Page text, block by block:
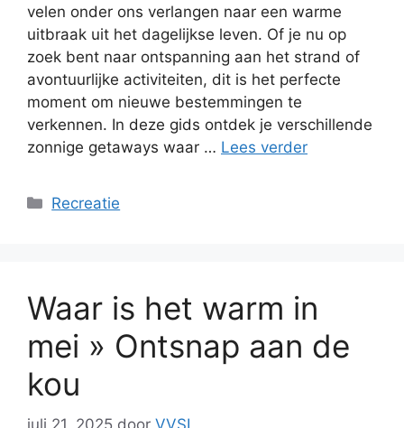
velen onder ons verlangen naar een warme
uitbraak uit het dagelijkse leven. Of je nu op
zoek bent naar ontspanning aan het strand of
avontuurlijke activiteiten, dit is het perfecte
moment om nieuwe bestemmingen te
verkennen. In deze gids ontdek je verschillende
zonnige getaways waar … Lees verder
Categorieën
Recreatie
Waar is het warm in
mei » Ontsnap aan de
kou
juli 21, 2025 door VVSL